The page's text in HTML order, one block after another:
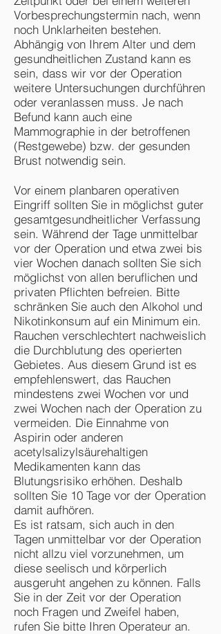
Vorbesprechungstermin nach, wenn
noch Unklarheiten bestehen.
Abhängig von Ihrem Alter und dem
gesundheitlichen Zustand kann es
sein, dass wir vor der Operation
weitere Untersuchungen durchführen
oder veranlassen muss. Je nach
Befund kann auch eine
Mammographie in der betroffenen
(Restgewebe) bzw. der gesunden
Brust notwendig sein.
Vor einem planbaren operativen
Eingriff sollten Sie in möglichst guter
gesamtgesundheitlicher Verfassung
sein. Während der Tage unmittelbar
vor der Operation und etwa zwei bis
vier Wochen danach sollten Sie sich
möglichst von allen beruflichen und
privaten Pflichten befreien. Bitte
schränken Sie auch den Alkohol und
Nikotinkonsum auf ein Minimum ein.
Rauchen verschlechtert nachweislich
die Durchblutung des operierten
Gebietes. Aus diesem Grund ist es
empfehlenswert, das Rauchen
mindestens zwei Wochen vor und
zwei Wochen nach der Operation zu
vermeiden. Die Einnahme von
Aspirin oder anderen
acetylsalizylsäurehaltigen
Medikamenten kann das
Blutungsrisiko erhöhen. Deshalb
sollten Sie 10 Tage vor der Operation
damit aufhören.
Es ist ratsam, sich auch in den
Tagen unmittelbar vor der Operation
nicht allzu viel vorzunehmen, um
diese seelisch und körperlich
ausgeruht angehen zu können. Falls
Sie in der Zeit vor der Operation
noch Fragen und Zweifel haben,
rufen Sie bitte Ihren Operateur an.